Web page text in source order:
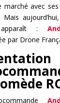
marché avec
Mais
apparaît :
par Drone